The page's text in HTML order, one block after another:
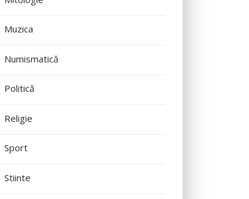
Muzica
Numismatică
Politică
Religie
Sport
Stiinte